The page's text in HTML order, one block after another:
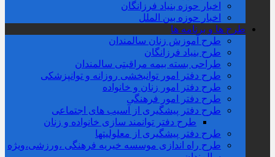
اخبار حوزه بنیاد فرزانگان
اخبار حوزه بین الملل
طرح ها و برنامه ها
طرح آموزش زنان سالمندان
طرح بنیاد فرزانگان
طراحی بسته بیمه مراقبتی سالمندان
طرح دفتر امور توانبخشی روزانه و توانپزشکی
طرح دفتر امور زنان و خانواده
طرح دفتر امور فرهنگی
طرح دفتر پیشگیری از آسیب های اجتماعی
طرح دفتر توانمند سازی خانواده و زنان
طرح دفتر پیشگیری از معلولیتها
طرح راه اندازی موسسه خیریه فرهنگی ،ورزشی،ویژه